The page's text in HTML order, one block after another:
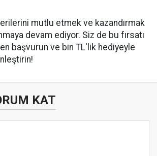
mutlu etmek ve kazandırmak
devam ediyor. Siz de bu fırsatı
başvurun ve bin TL'lik hediyeyle
KAT